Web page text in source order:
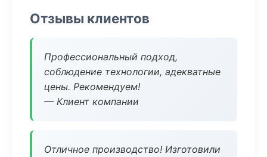
Отзывы клиентов
Профессиональный подход,
соблюдение технологии, адекватные
цены. Рекомендуем!
— Клиент компании
Отличное производство! Изготовили